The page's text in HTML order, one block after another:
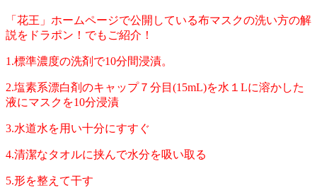
「花王」ホームページで公開している布マスクの洗い方の解
説をドラポン！でもご紹介！
1.標準濃度の洗剤で10分間浸漬。
2.塩素系漂白剤のキャップ７分目(15mL)を水１Lに溶かした
液にマスクを10分浸漬
3.水道水を用い十分にすすぐ
4.清潔なタオルに挟んで水分を吸い取る
5.形を整えて干す